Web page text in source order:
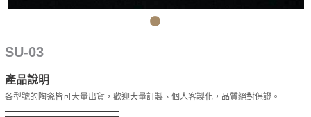
SU-03
產品說明
各型號的陶瓷皆可大量出貨，歡迎大量訂製、個人客製化，品質絕對保證。